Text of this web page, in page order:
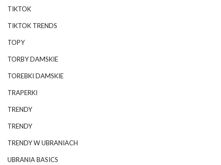
TIKTOK
TIKTOK TRENDS
TOPY
TORBY DAMSKIE
TOREBKI DAMSKIE
TRAPERKI
TRENDY
TRENDY
TRENDY W UBRANIACH
UBRANIA BASICS